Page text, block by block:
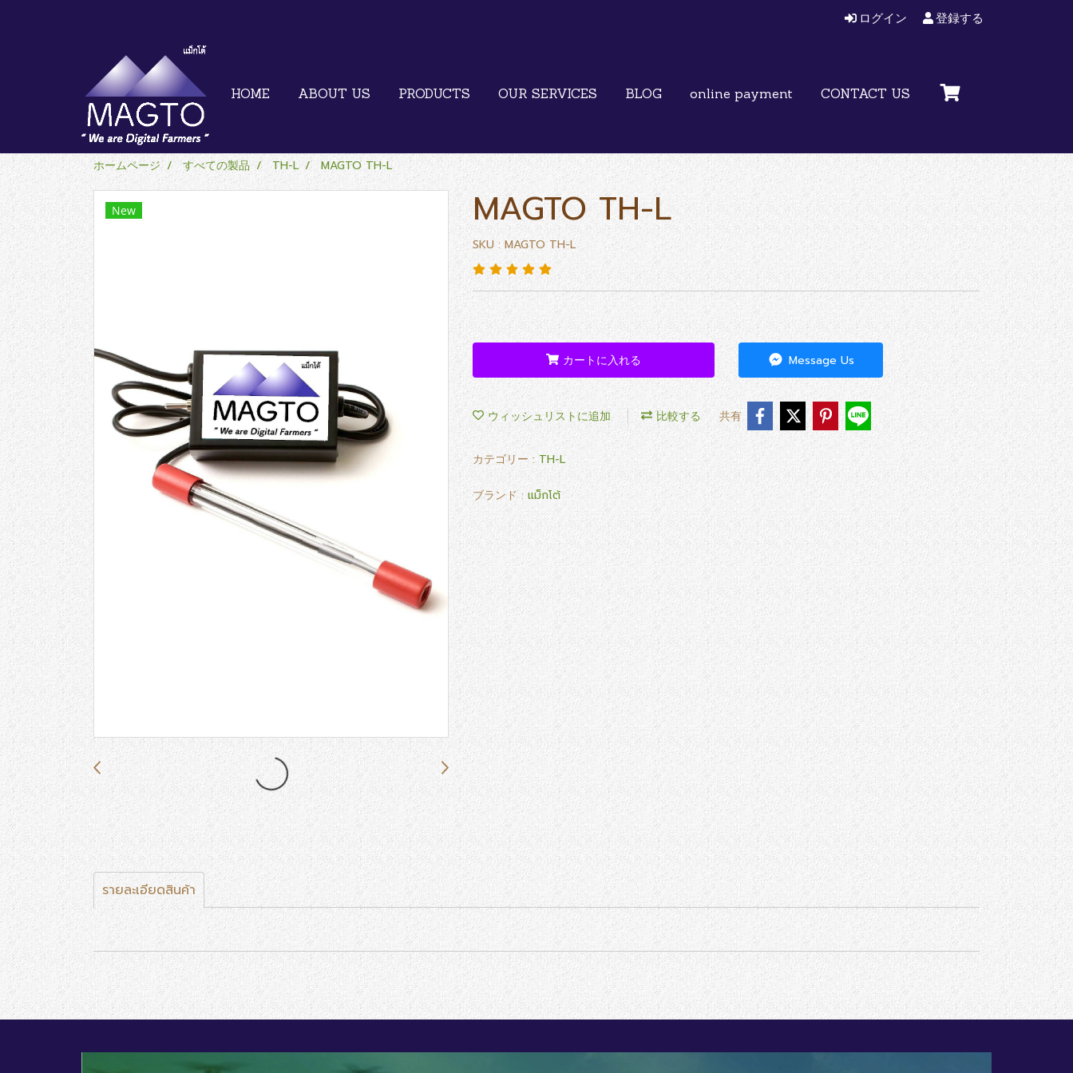
ログイン 登録する
HOME ABOUT US PRODUCTS OUR SERVICES BLOG online payment CONTACT US
ホームページ すべての製品 TH-L MAGTO TH-L
New MAGTO TH-L
SKU : MAGTO TH-L
カートに入れる Message Us
ウィッシュリストに追加 比較する 共有
カテゴリー : TH-L
ブランド : แม็กโต้
รายละเอียดสินค้า